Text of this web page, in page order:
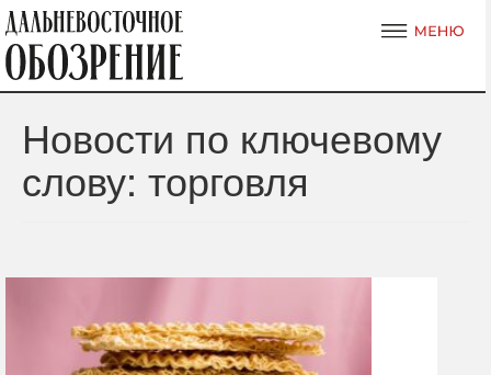
Новости по ключевому
слову: торговля